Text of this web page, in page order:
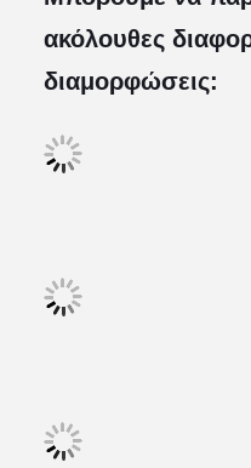
ακόλουθες
διαμορφώσεις: